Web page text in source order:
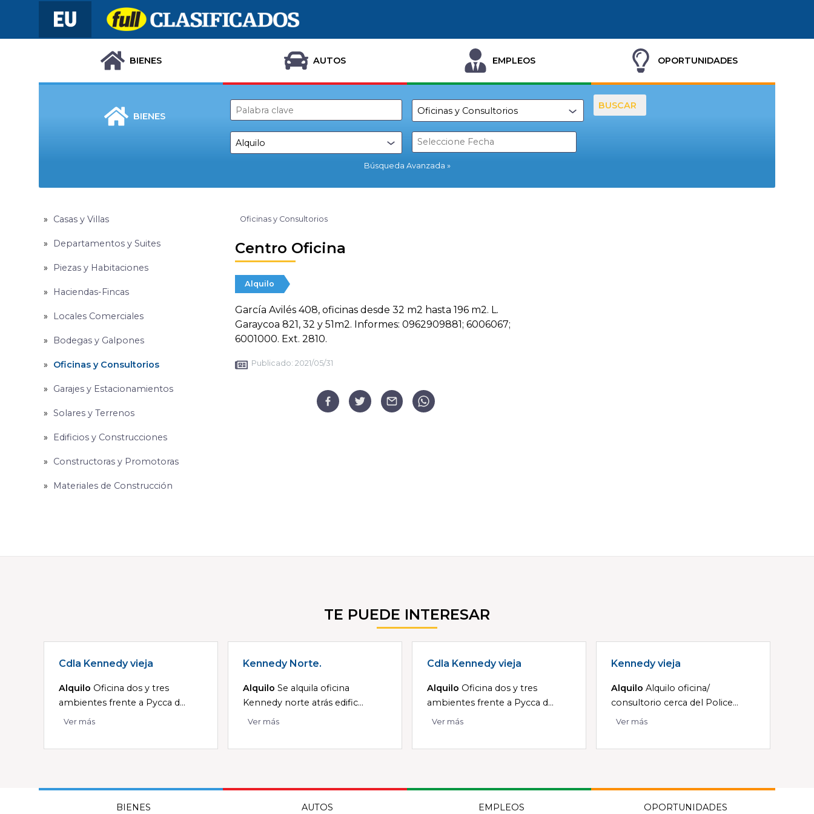
BIENES AUTOS EMPLEOS OPORTUNIDADES
BIENES
Búsqueda Avanzada
BUSCAR
Casas y Villas
Departamentos y Suites
Piezas y Habitaciones
Haciendas-Fincas
Locales Comerciales
Bodegas y Galpones
Oficinas y Consultorios
Garajes y Estacionamientos
Solares y Terrenos
Edificios y Construcciones
Constructoras y Promotoras
Materiales de Construcción
Oficinas y Consultorios
Centro Oficina
Alquilo
García Avilés 408, oficinas desde 32 m2 hasta 196 m2. L.
Garaycoa 821, 32 y 51m2. Informes: 0962909881; 6006067;
6001000. Ext. 2810.
Publicado: 2021/05/31
TE PUEDE INTERESAR
Cdla Kennedy vieja
Alquilo Oficina dos y tres
ambientes frente a Pycca d...
Ver más
Kennedy Norte.
Alquilo Se alquila oficina
Kennedy norte atrás edific...
Ver más
Cdla Kennedy vieja
Alquilo Oficina dos y tres
ambientes frente a Pycca d...
Ver más
Kennedy vieja
Alquilo Alquilo oficina/
consultorio cerca del Police...
Ver más
BIENES AUTOS EMPLEOS OPORTUNIDADES